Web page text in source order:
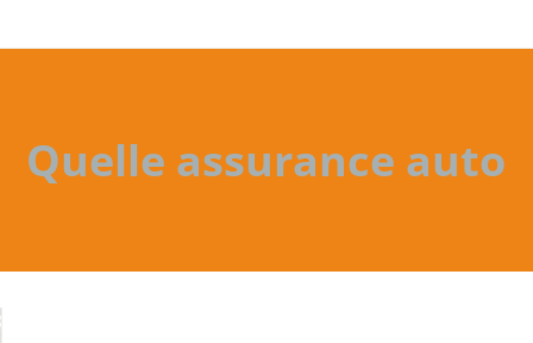
Quelle assurance auto